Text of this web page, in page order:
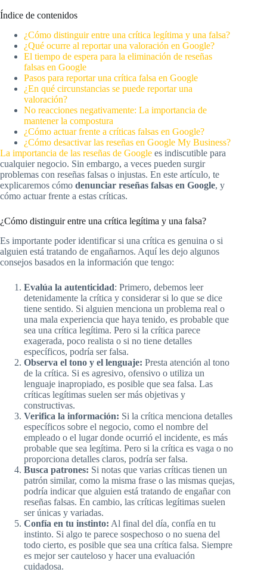
Índice de contenidos
¿Cómo distinguir entre una crítica legítima y una falsa?
¿Qué ocurre al reportar una valoración en Google?
El tiempo de espera para la eliminación de reseñas
falsas en Google
Pasos para reportar una crítica falsa en Google
¿En qué circunstancias se puede reportar una
valoración?
No reacciones negativamente: La importancia de
mantener la compostura
¿Cómo actuar frente a críticas falsas en Google?
¿Cómo desactivar las reseñas en Google My Business?
La importancia de las reseñas de Google es indiscutible para
cualquier negocio. Sin embargo, a veces pueden surgir
problemas con reseñas falsas o injustas. En este artículo, te
explicaremos cómo denunciar reseñas falsas en Google, y
cómo actuar frente a estas críticas.
¿Cómo distinguir entre una crítica legítima y una falsa?
Es importante poder identificar si una crítica es genuina o si
alguien está tratando de engañarnos. Aquí les dejo algunos
consejos basados en la información que tengo:
Evalúa la autenticidad: Primero, debemos leer
detenidamente la crítica y considerar si lo que se dice
tiene sentido. Si alguien menciona un problema real o
una mala experiencia que haya tenido, es probable que
sea una crítica legítima. Pero si la crítica parece
exagerada, poco realista o si no tiene detalles
específicos, podría ser falsa.
Observa el tono y el lenguaje: Presta atención al tono
de la crítica. Si es agresivo, ofensivo o utiliza un
lenguaje inapropiado, es posible que sea falsa. Las
críticas legítimas suelen ser más objetivas y
constructivas.
Verifica la información: Si la crítica menciona detalles
específicos sobre el negocio, como el nombre del
empleado o el lugar donde ocurrió el incidente, es más
probable que sea legítima. Pero si la crítica es vaga o no
proporciona detalles claros, podría ser falsa.
Busca patrones: Si notas que varias críticas tienen un
patrón similar, como la misma frase o las mismas quejas,
podría indicar que alguien está tratando de engañar con
reseñas falsas. En cambio, las críticas legítimas suelen
ser únicas y variadas.
Confía en tu instinto: Al final del día, confía en tu
instinto. Si algo te parece sospechoso o no suena del
todo cierto, es posible que sea una crítica falsa. Siempre
es mejor ser cauteloso y hacer una evaluación
cuidadosa.